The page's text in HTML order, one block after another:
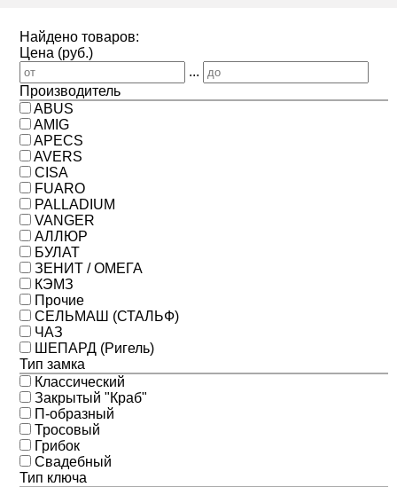
Найдено товаров:
Цена (руб.)
...
Производитель
ABUS
AMIG
APECS
AVERS
CISA
FUARO
PALLADIUM
VANGER
АЛЛЮР
БУЛАТ
ЗЕНИТ / ОМЕГА
КЭМЗ
Прочие
СЕЛЬМАШ (СТАЛЬФ)
ЧАЗ
ШЕПАРД (Ригель)
Тип замка
Классический
Закрытый "Краб"
П-образный
Тросовый
Грибок
Свадебный
Тип ключа